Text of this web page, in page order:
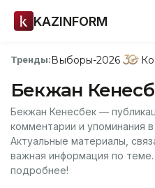
KAZINFORM
Тренды:Выборы-2026
Бекжан
Бекжан Кенесбек —
комментарии и упоминания
Актуальные материалы,
важная информация по теме.
подробнее!